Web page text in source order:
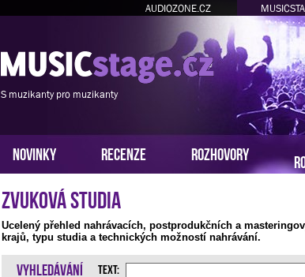
AUDIOZONE.CZ
S muzikanty pro muzikanty
NOVINKY RECENZE ROZHOVORY
Zvuková studia
Ucelený přehled nahrávacích, postprodukčních a
krajů, typu studia a technických možností nahrávání.
Vyhledávání Text: